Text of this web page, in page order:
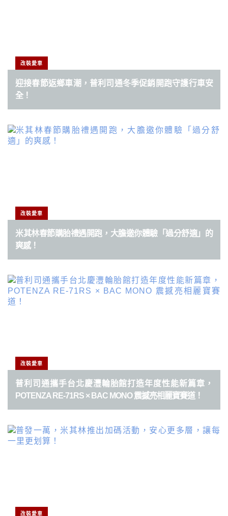
改裝愛車
迎接春節返鄉車潮，普利司通冬季促銷開跑守護行車安
全！
改裝愛車
米其林春節購胎禮遇開跑，大膽邀你體驗「過分舒適」的
爽感！
改裝愛車
普利司通攜手台北慶灃輪胎館打造年度性能新篇章，
POTENZA RE-71RS × BAC MONO 震撼亮相麗寶賽道！
改裝愛車